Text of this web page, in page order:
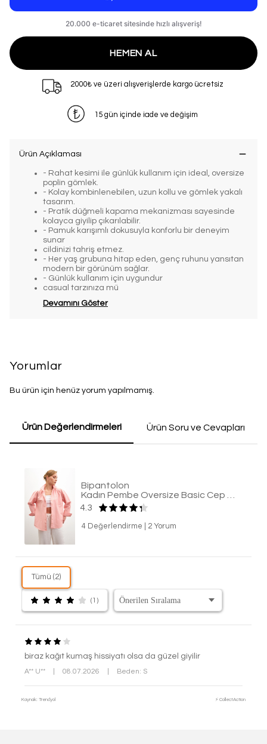
HEMEN AL
2000₺ ve üzeri alışverişlerde kargo ücretsiz
15 gün içinde iade ve değişim
Ürün Açıklaması
- Rahat kesimi ile günlük kullanım için ideal, oversize
poplin gömlek.
- Kolay kombinlenebilen, uzun kollu ve gömlek yakalı
tasarım.
- Pratik düğmeli kapama mekanizması sayesinde
kolayca giyilip çıkarılabilir.
- Pamuk karışımlı dokusuyla konforlu bir deneyim
sunar
cildinizi tahriş etmez.
- Her yaş grubuna hitap eden, genç ruhunu yansıtan
modern bir görünüm sağlar.
- Günlük kullanım için uygundur
casual tarzınıza mü
Devamını Göster
Yorumlar
Bu ürün için henüz yorum yapılmamış.
Ürün Değerlendirmeleri Ürün Soru ve Cevapları
Bipantolon
4.3
4 Değerlendirme 2 Yorum
Tümü (2)
(1)
biraz kağıt kumaş hissiyatı olsa da güzel giyilir
A** U** 08.07.2026 Beden: S
Kaynak: Trendyol ⚡ CollectAction